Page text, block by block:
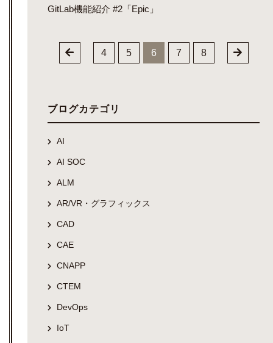
GitLab機能紹介 #2「Epic」
4 5 6 7 8
ブログカテゴリ
AI
AI SOC
ALM
AR/VR・グラフィックス
CAD
CAE
CNAPP
CTEM
DevOps
IoT